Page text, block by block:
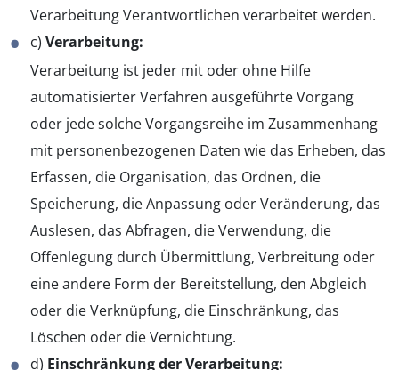
Verarbeitung Verantwortlichen verarbeitet werden.
c) Verarbeitung:
Verarbeitung ist jeder mit oder ohne Hilfe
automatisierter Verfahren ausgeführte Vorgang
oder jede solche Vorgangsreihe im Zusammenhang
mit personenbezogenen Daten wie das Erheben, das
Erfassen, die Organisation, das Ordnen, die
Speicherung, die Anpassung oder Veränderung, das
Auslesen, das Abfragen, die Verwendung, die
Offenlegung durch Übermittlung, Verbreitung oder
eine andere Form der Bereitstellung, den Abgleich
oder die Verknüpfung, die Einschränkung, das
Löschen oder die Vernichtung.
d) Einschränkung der Verarbeitung: